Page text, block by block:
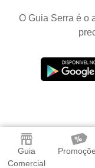
Guia
Comercial
O Guia Serra é o